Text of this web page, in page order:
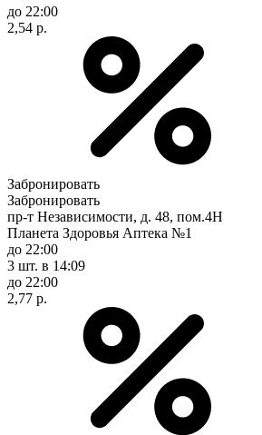
до 22:00
2,54 р.
Забронировать
Забронировать
пр-т Независимости, д. 48, пом.4Н
Планета Здоровья Аптека №1
до 22:00
3 шт. в 14:09
до 22:00
2,77 р.